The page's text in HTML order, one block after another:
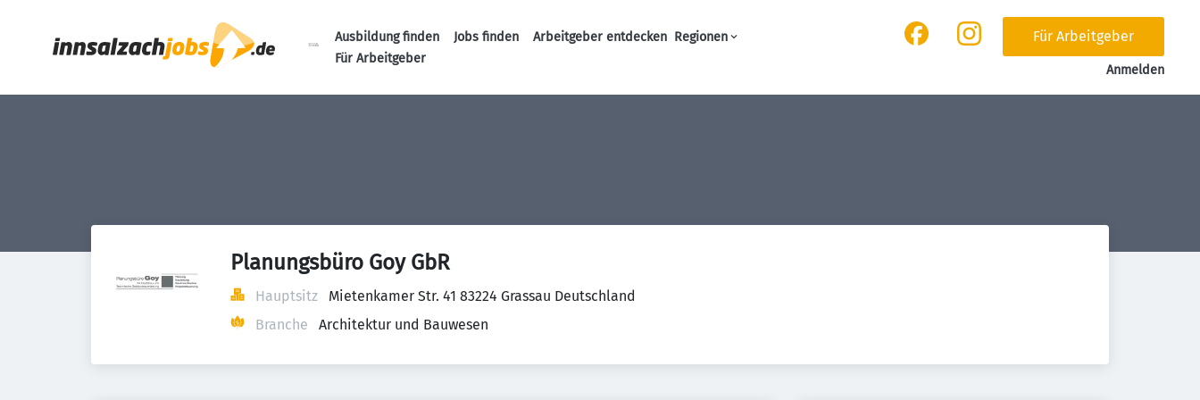
Ausbildung finden Jobs finden Arbeitgeber entdecken Regionen
Für Arbeitgeber
Für Arbeitgeber
Anmelden
Planungsbüro Goy GbR
Hauptsitz
Mietenkamer Str. 41 83224 Grassau Deutschland
Branche
Architektur und Bauwesen